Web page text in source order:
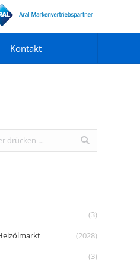
Kontakt
(3)
(2028)
(3)